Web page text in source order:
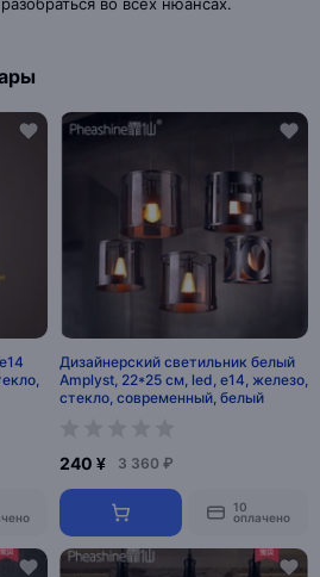
Дизайнерский светильник белый
Amplyst, 22*25 см, led, e14, железо,
стекло, современный, белый
240 ¥ 3 360 ₽
10
оплачено